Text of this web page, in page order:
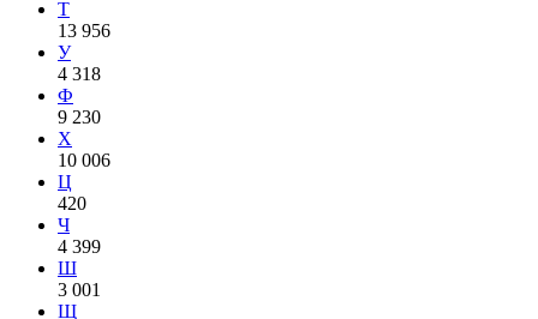
Т
13 956
У
4 318
Ф
9 230
Х
10 006
Ц
420
Ч
4 399
Ш
3 001
Щ